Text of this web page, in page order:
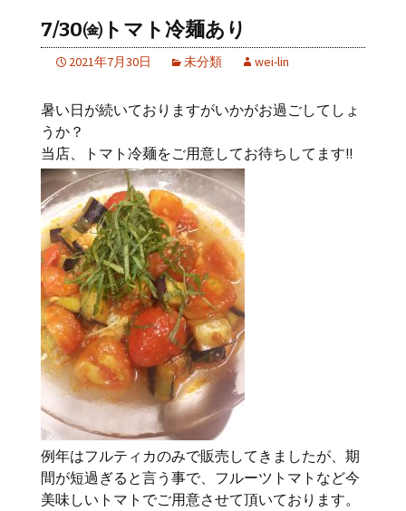
7/30㈮トマト冷麺あり
2021年7月30日 未分類 wei-lin
暑い日が続いておりますがいかがお過ごしてしょ
うか？
当店、トマト冷麺をご用意してお待ちしてます!!
例年はフルティカのみで販売してきましたが、期
間が短過ぎると言う事で、フルーツトマトなど今
美味しいトマトでご用意させて頂いております。